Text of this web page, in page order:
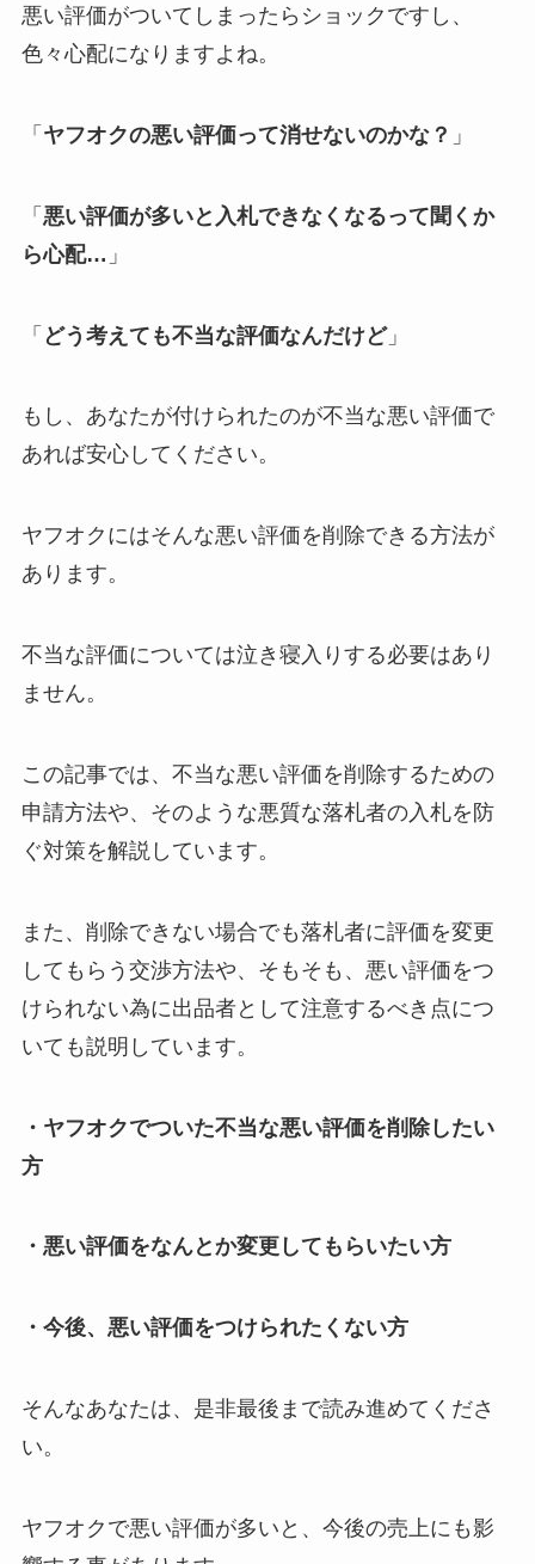
悪い評価がついてしまったらショックですし、
色々心配になりますよね。
「 ヤフオクの悪い評価って消せないのかな？ 」
「 悪い評価が多いと入札できなくなるって聞くか
ら心配… 」
「 どう考えても不当な評価なんだけど」
もし、あなたが付けられたのが不当な悪い評価で
あれば安心してください。
ヤフオクにはそんな悪い評価を削除できる方法が
あります。
不当な評価については泣き寝入りする必要はあり
ません。
この記事では、不当な悪い評価を削除するための
申請方法や、そのような悪質な落札者の入札を防
ぐ対策を解説しています。
また、削除できない場合でも落札者に評価を変更
してもらう交渉方法や、そもそも、悪い評価をつ
けられない為に出品者として注意するべき点につ
いても説明しています。
・ ヤフオクでついた不当な悪い評価を削除したい
方
・ 悪い評価をなんとか変更してもらいたい方
・ 今後、悪い評価をつけられたくない方
そんなあなたは、是非最後まで読み進めてくださ
い。
ヤフオクで悪い評価が多いと、今後の売上にも影